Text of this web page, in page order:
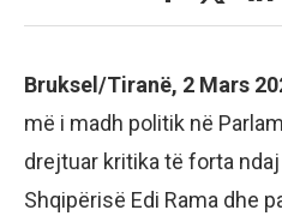
Bruksel/Tiranë, 2 Mars
më i madh politik në
drejtuar kritika të forta
Shqipërisë Edi Rama dhe